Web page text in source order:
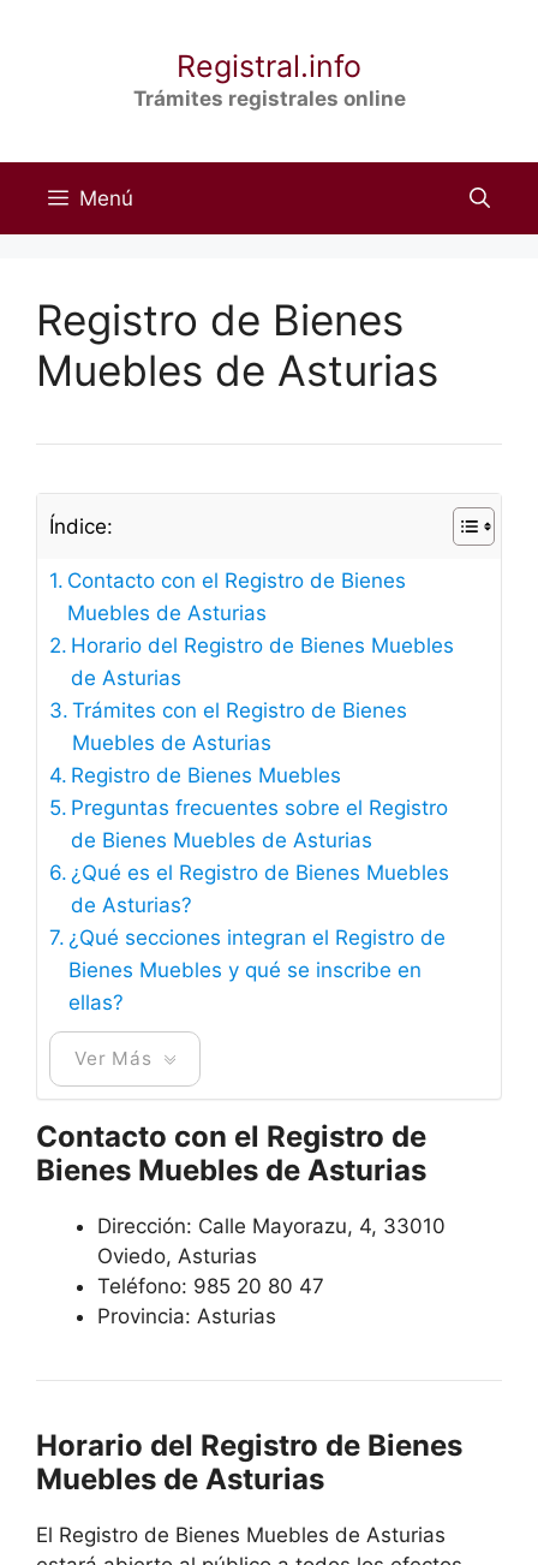
Registral.info
Trámites registrales online
Menú
Registro de Bienes
Muebles de Asturias
Índice:
Contacto con el Registro de Bienes
Muebles de Asturias
Horario del Registro de Bienes Muebles
de Asturias
Trámites con el Registro de Bienes
Muebles de Asturias
Registro de Bienes Muebles
Preguntas frecuentes sobre el Registro
de Bienes Muebles de Asturias
¿Qué es el Registro de Bienes Muebles
de Asturias?
¿Qué secciones integran el Registro de
Bienes Muebles y qué se inscribe en
ellas?
Ver Más
Contacto con el Registro de
Bienes Muebles de Asturias
Dirección: Calle Mayorazu, 4, 33010
Oviedo, Asturias
Teléfono: 985 20 80 47
Provincia: Asturias
Horario del Registro de Bienes
Muebles de Asturias
El Registro de Bienes Muebles de Asturias